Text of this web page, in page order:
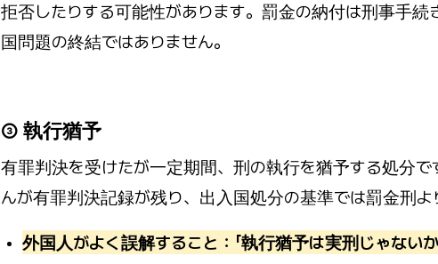
拒否したりする可能性があります。罰金の納付は刑事手続
国問題の終結ではありません。
③ 執行猶予
有罪判決を受けたが一定期間、刑の執行を猶予する処分で
んが有罪判決記録が残り、出入国処分の基準では罰金刑よ
外国人がよく誤解すること：「執行猶予は実刑じゃない